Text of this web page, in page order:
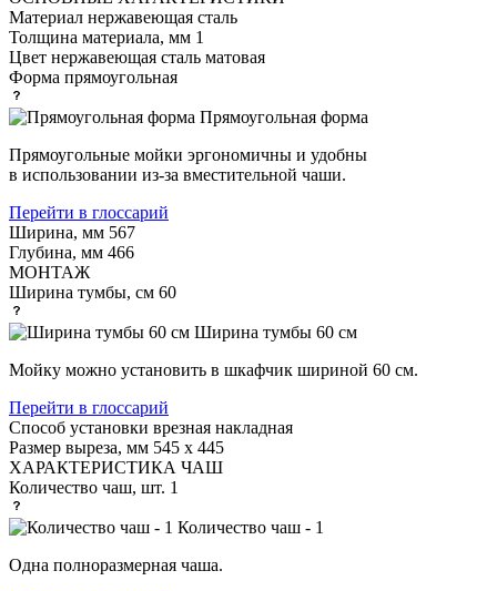
Материал нержавеющая сталь
Толщина материала, мм 1
Цвет нержавеющая сталь матовая
Форма прямоугольная
Прямоугольная форма
Прямоугольные мойки эргономичны и удобны
в использовании из-за вместительной чаши.
Перейти в глоссарий
Ширина, мм 567
Глубина, мм 466
МОНТАЖ
Ширина тумбы, см 60
Ширина тумбы 60 см
Мойку можно установить в шкафчик шириной 60 см.
Перейти в глоссарий
Способ установки врезная накладная
Размер выреза, мм 545 х 445
ХАРАКТЕРИСТИКА ЧАШ
Количество чаш, шт. 1
Количество чаш - 1
Одна полноразмерная чаша.